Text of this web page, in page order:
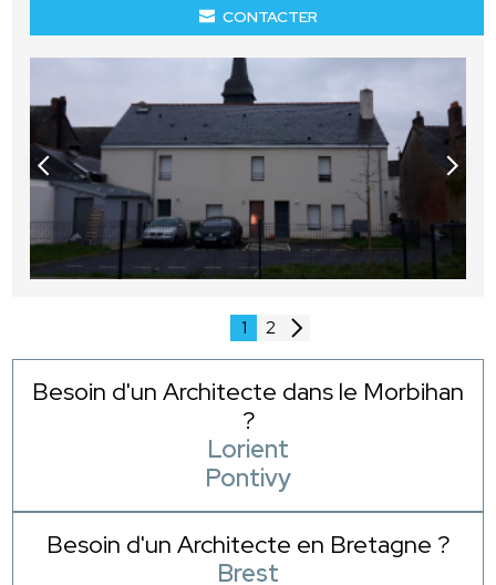
CONTACTER
1 2
Besoin d'un Architecte dans le Morbihan
?
Lorient
Pontivy
Besoin d'un Architecte en Bretagne ?
Brest